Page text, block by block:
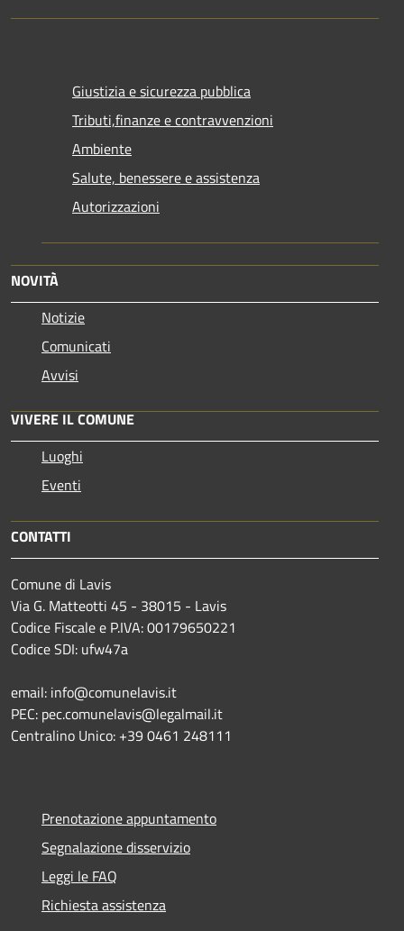
Giustizia e sicurezza pubblica
Tributi,finanze e contravvenzioni
Ambiente
Salute, benessere e assistenza
Autorizzazioni
NOVITÀ
Notizie
Comunicati
Avvisi
VIVERE IL COMUNE
Luoghi
Eventi
CONTATTI
Comune di Lavis
Via G. Matteotti 45 - 38015 - Lavis
Codice Fiscale e P.IVA: 00179650221
Codice SDI: ufw47a
email: info@comunelavis.it
PEC: pec.comunelavis@legalmail.it
Centralino Unico: +39 0461 248111
Prenotazione appuntamento
Segnalazione disservizio
Leggi le FAQ
Richiesta assistenza